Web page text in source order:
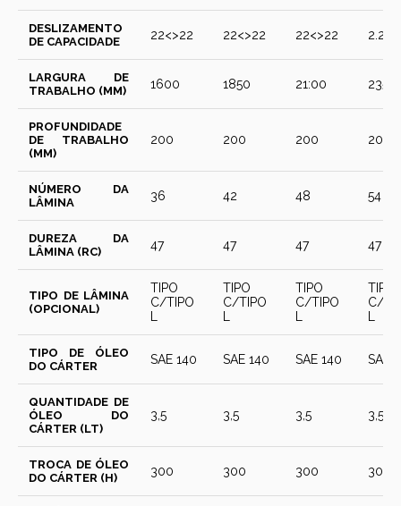
DESLIZAMENTO
DE CAPACIDADE
22<>22 22<>22 22<>22
LARGURA DE
TRABALHO (MM)
1600 1850 21:00 2350
PROFUNDIDADE
DE TRABALHO
(MM)
200 200 200 200
NÚMERO DA
LÂMINA
36 42 48 54
DUREZA DA
LÂMINA (RC)
47 47 47 47
TIPO DE LÂMINA
(OPCIONAL)
TIPO
C/TIPO
TIPO
C/TIPO
TIPO
C/TIPO
TIPO
C/
TIPO DE ÓLEO
DO CÁRTER
SAE 140 SAE 140 SAE 140 SAE
QUANTIDADE DE
ÓLEO DO
CÁRTER (LT)
3,5 3,5 3,5 3,5
TROCA DE ÓLEO
DO CÁRTER (H)
300 300 300 300